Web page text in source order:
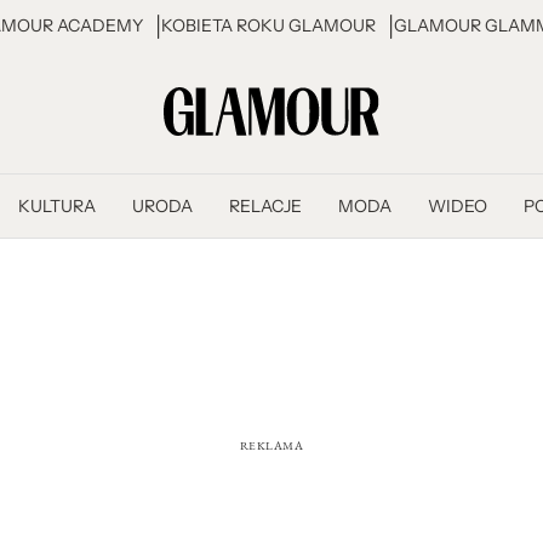
ACADEMY KOBIETA ROKU GLAMOUR GLAMOUR
KULTURA URODA RELACJE MODA WIDEO